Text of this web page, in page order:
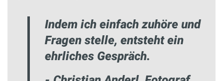
Indem ich einfach zuhöre und
Fragen stelle, entsteht ein
ehrliches Gespräch.